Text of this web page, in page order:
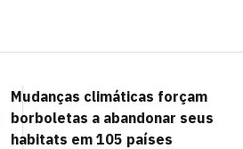
Mudanças climáticas forçam
borboletas a abandonar seus
habitats em 105 países